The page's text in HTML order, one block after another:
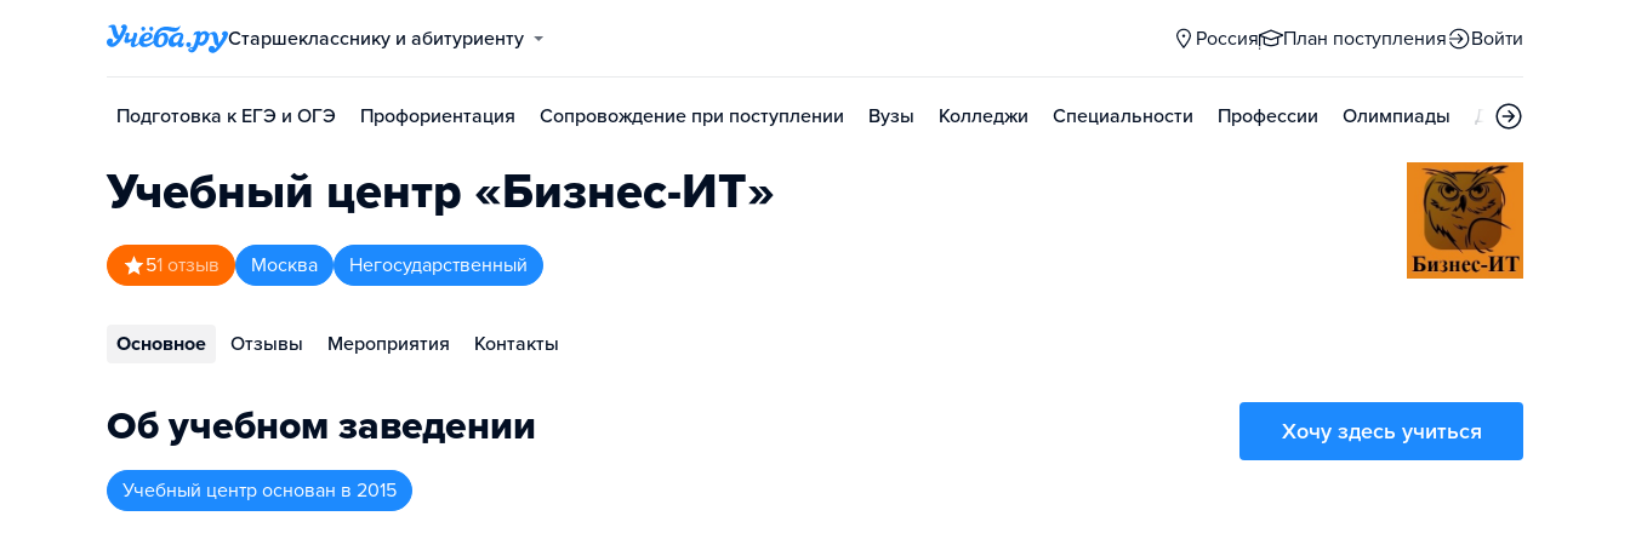
Старшекласснику и абитуриенту Россия План поступления Войти
Подготовка к ЕГЭ и ОГЭ Профориентация Сопровождение при поступлении Вузы Колледжи Специальности Профессии Олимпиады Дни открытых
Учебный центр «Бизнес-ИТ»
51 отзыв Москва Негосударственный
Основное Отзывы Мероприятия Контакты
Об учебном заведении
Учебный центр основан в 2015
Хочу здесь учиться